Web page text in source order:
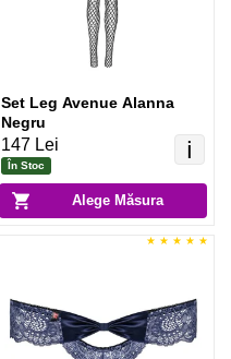
Alege Măsura
ℹ️
Set Leg Avenue Alanna
Negru
147 Lei
În Stoc